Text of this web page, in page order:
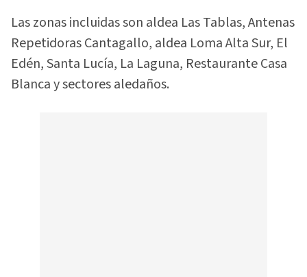
Las zonas incluidas son aldea Las Tablas, Antenas
Repetidoras Cantagallo, aldea Loma Alta Sur, El
Edén, Santa Lucía, La Laguna, Restaurante Casa
Blanca y sectores aledaños.